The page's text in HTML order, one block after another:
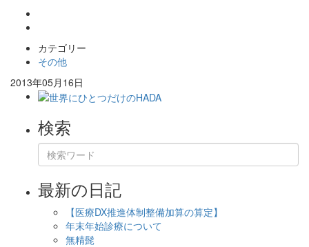
カテゴリー
その他
2013年05月16日
検索
最新の日記
【医療DX推進体制整備加算の算定】
年末年始診療について
無精髭